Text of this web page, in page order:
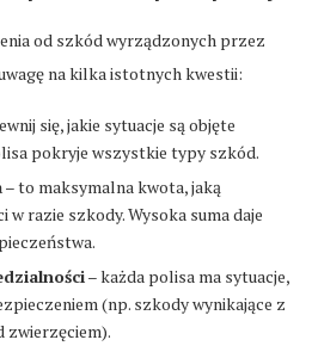
od szkód wyrządzonych przez
na kilka istotnych kwestii:
się, jakie sytuacje są objęte
pokryje wszystkie typy szkód.
– to maksymalna kwota, jaką
w razie szkody. Wysoka suma daje
– każda polisa ma sytuacje,
(np. szkody wynikające z
zwierzęciem).